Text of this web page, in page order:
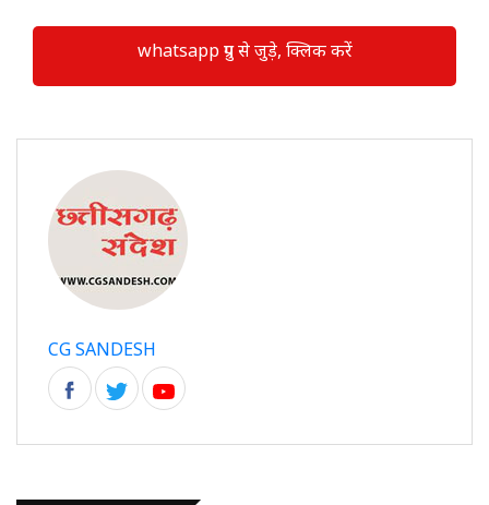
whatsapp ग्रुप से जुड़े, क्लिक करें
CG SANDESH